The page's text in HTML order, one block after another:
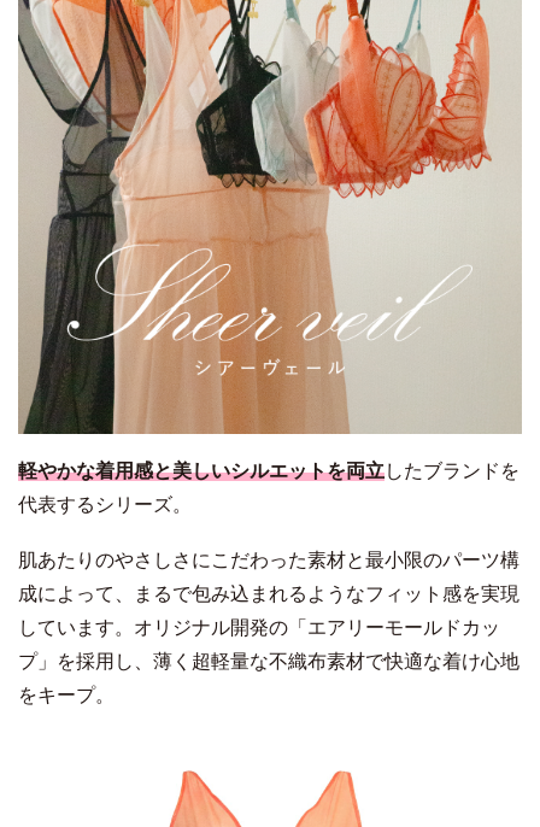
軽やかな着用感と美しいシルエットを両立したブランドを
代表するシリーズ。
肌あたりのやさしさにこだわった素材と最小限のパーツ構
成によって、まるで包み込まれるようなフィット感を実現
しています。オリジナル開発の「エアリーモールドカッ
プ」を採用し、薄く超軽量な不織布素材で快適な着け心地
をキープ。